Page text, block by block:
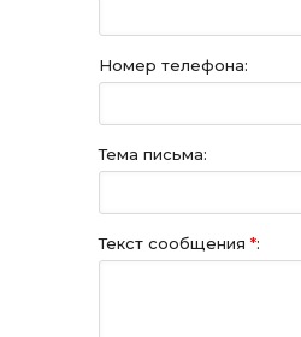
Номер телефона:
Тема письма:
Текст сообщения *: